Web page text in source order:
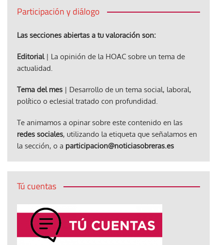
Participación y diálogo
Las secciones abiertas a tu valoración son:
Editorial| La opinión de la HOAC sobre un tema de
actualidad.
Tema del mes | Desarrollo de un tema social, laboral,
político o eclesial tratado con profundidad.
Te animamos a opinar sobre este contenido en las
redes sociales, utilizando la etiqueta que señalamos en
la sección, o a participacion@noticiasobreras.es
Tú cuentas